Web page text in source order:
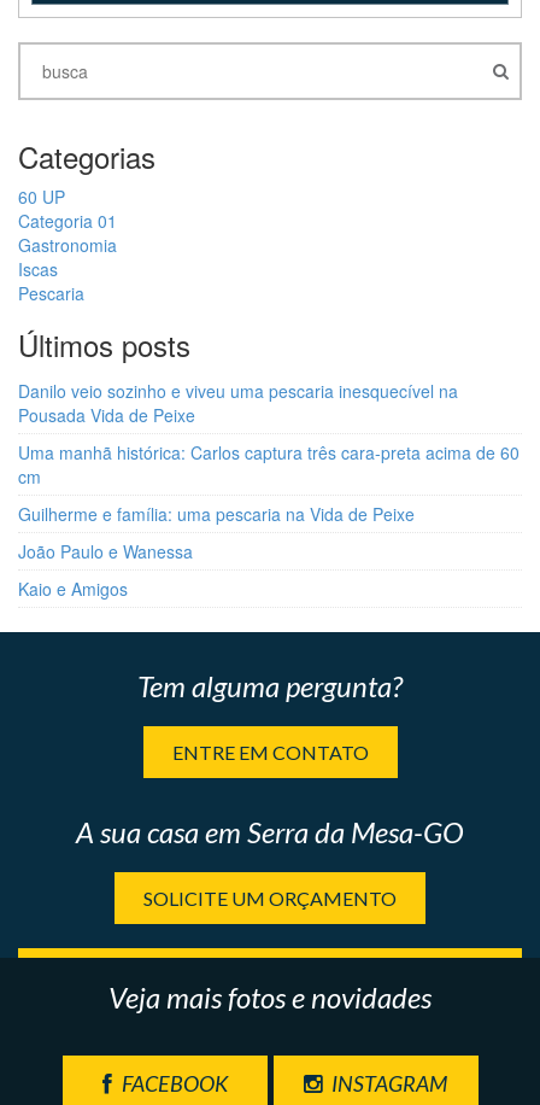
Categorias
60 UP
Categoria 01
Gastronomia
Iscas
Pescaria
Últimos posts
Danilo veio sozinho e viveu uma pescaria inesquecível na
Pousada Vida de Peixe
Uma manhã histórica: Carlos captura três cara-preta acima de 60
cm
Guilherme e família: uma pescaria na Vida de Peixe
João Paulo e Wanessa
Kaio e Amigos
Tem alguma pergunta?
ENTRE EM CONTATO
A sua casa em Serra da Mesa-GO
SOLICITE UM ORÇAMENTO
Veja mais fotos e novidades
FACEBOOK INSTAGRAM